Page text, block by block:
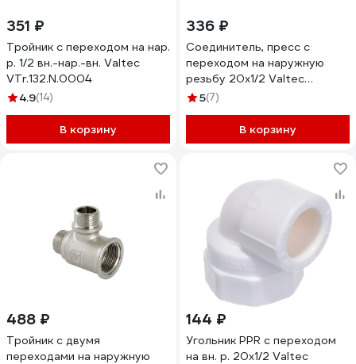
351 ₽
Тройник с переходом на нар.
р. 1/2 вн.-нар.-вн. Valtec
VTr.132.N.0004
4.9(14)
В корзину
336 ₽
Соединитель, пресс с
переходом на наружную
резьбу 20х1/2 Valtec
VTm.201.N.002004
5(7)
В корзину
488 ₽
Тройник с двумя
переходами на наружную
144 ₽
Угольник PPR с переходом
на вн. р. 20х1/2 Valtec